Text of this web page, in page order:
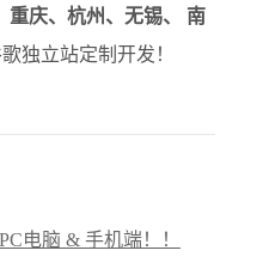
重庆、杭州、无锡、 南
独立站定制开发！
电脑 & 手机端！！